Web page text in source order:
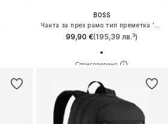
BOSS
99,90 €(195,39 лв.³)